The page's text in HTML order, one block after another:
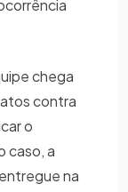
chega
contra
o
caso, a
na